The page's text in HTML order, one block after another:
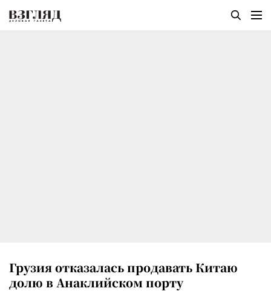
Грузия отказалась продавать Китаю
долю в Анаклийском порту